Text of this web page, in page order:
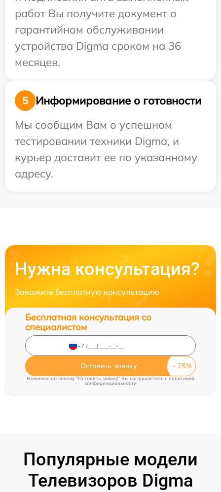
работ Вы получите документ о
гарантийном обслуживании
устройства Digma сроком на 36
месяцев.
5
Информирование о готовности
Мы сообщим Вам о успешном
тестировании техники Digma, и
курьер доставит ее по указанному
адресу.
Нужна консультация?
Закажите бесплатную консультацию
Бесплатная консультация со
специалистом
Оставить заявку
Нажимая на кнопку "Оставить заявку" Вы соглашаетесь cполитикой
конфиденциальности
Популярные модели
Телевизоров Digma